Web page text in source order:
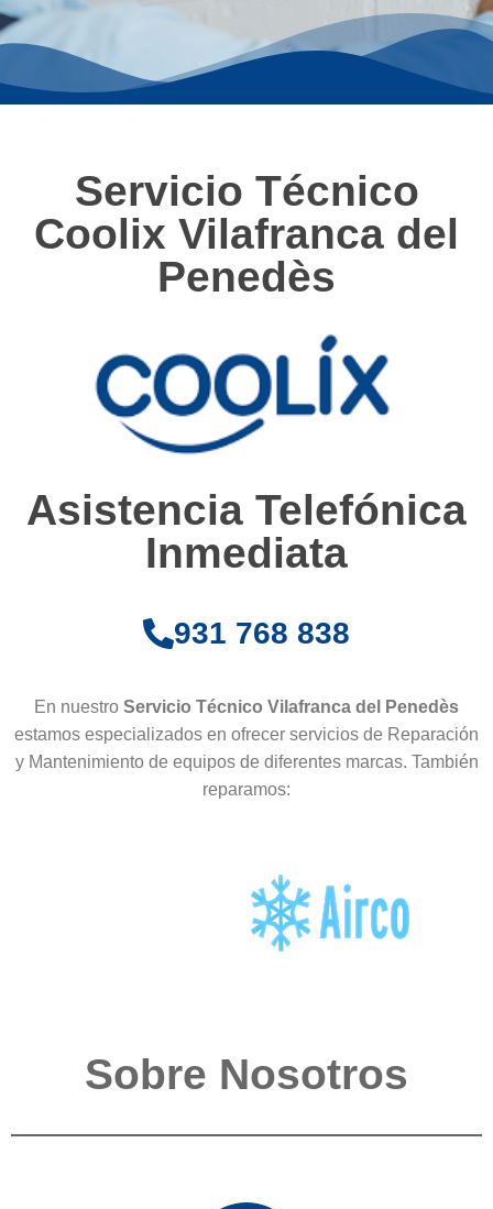
Servicio Técnico
Coolix Vilafranca del
Penedès
Asistencia Telefónica
Inmediata
931 768 838
En nuestro Servicio Técnico Vilafranca del Penedès
estamos especializados en ofrecer servicios de Reparación
y Mantenimiento de equipos de diferentes marcas. También
reparamos:
Sobre Nosotros